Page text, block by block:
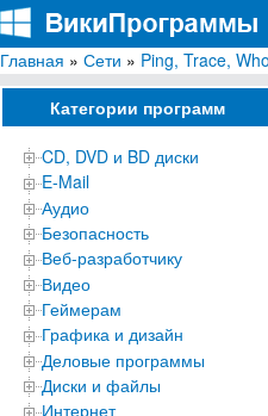
ВикиПрограммы
Энциклопедия бесплатных
Главная » Сети » Ping, Trace,
Категории программ
CD, DVD и BD диски
E-Mail
Аудио
Безопасность
Веб-разработчику
Видео
Геймерам
Графика и дизайн
Деловые программы
Диски и файлы
Интернет